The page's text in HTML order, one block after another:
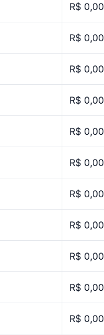
R$ 0,00
R$ 0,00
R$ 0,00
R$ 0,00
R$ 0,00
R$ 0,00
R$ 0,00
R$ 0,00
R$ 0,00
R$ 0,00
R$ 0,00